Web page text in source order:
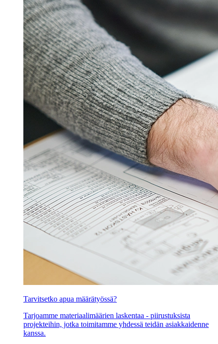
Tarvitsetko apua määrätyössä?
Tarjoamme materiaalimäärien laskentaa - piirustuksista
projekteihin, jotka toimitamme yhdessä teidän asiakkaidenne
kanssa.